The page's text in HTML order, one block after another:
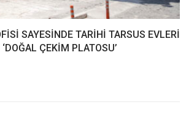
SAYESİNDE TARİHİ TARSUS EVLERİ
ÇEKİM PLATOSU’